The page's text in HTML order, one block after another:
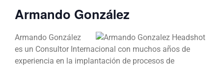
Armando González
Armando González
es un Consultor Internacional con muchos años de
experiencia en la implantación de procesos de